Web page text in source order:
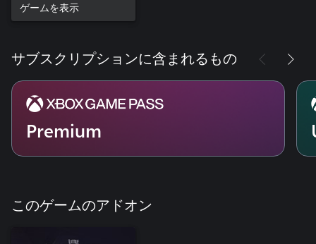
ゲームを表示
サブスクリプションに含まれるもの
Premium
このゲームのアドオン